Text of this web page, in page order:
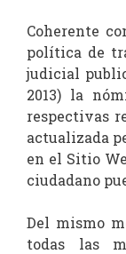
Coherente
política de
judicial
2013) la
respectivas
actualizada
en el Sitio
ciudadano
Del mismo
todas las